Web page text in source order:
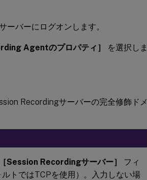
バーにログオンします。
Agentのプロパティ］
を選択しま
Recordingサーバーの完全修飾ドメ
［Session Recordingサーバー］
フィ
トではTCPを使用）。入力しない場